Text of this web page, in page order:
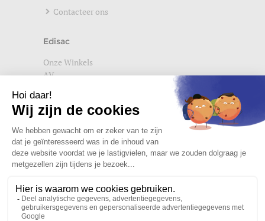
Contacteer ons
Edisac
Onze Winkels
AV
Wettelijke vermeldingen
Privacybeleid
Word lid van de edisac community